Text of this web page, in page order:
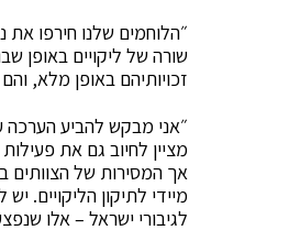
״הלוחמים שלנו חירפו
שורה של ליקויים באופן
זכויותיהם באופן מלא,
״אני מבקש להביע הערכה
מציין לחיוב גם את
אך המסירות של הצוותים
מיידי לתיקון הליקויים.
לגיבורי ישראל – אלו